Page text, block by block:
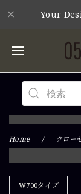
Your
Home クロー
W700タイプ